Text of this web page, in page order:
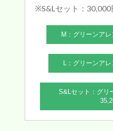
※S&Lセット：
M：グリーンア
L：グリーンア
S&Lセット：グリ